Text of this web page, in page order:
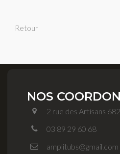
Retour
NOS
2 rue des Artisans
03 89 29 60 68
amplitubs@gmail.com